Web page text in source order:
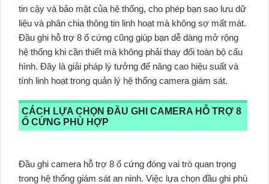
tin cậy và bảo mật của hệ thống, cho phép bạn sao lưu dữ
liệu và phân chia thông tin linh hoạt mà không sợ mất mát.
Đầu ghi hỗ trợ 8 ổ cứng cũng giúp bạn dễ dàng mở rộng
hệ thống khi cần thiết mà không phải thay đổi toàn bộ cấu
hình. Đây là giải pháp lý tưởng để nâng cao hiệu suất và
tính linh hoạt trong quản lý hệ thống camera giám sát.
CÁCH LỰA CHỌN ĐẦU GHI CAMERA HỖ TRỢ 8
Ổ CỨNG PHÙ HỢP
Đầu ghi camera hỗ trợ 8 ổ cứng đóng vai trò quan trọng
trong hệ thống giám sát an ninh. Việc lựa chọn đầu ghi phù